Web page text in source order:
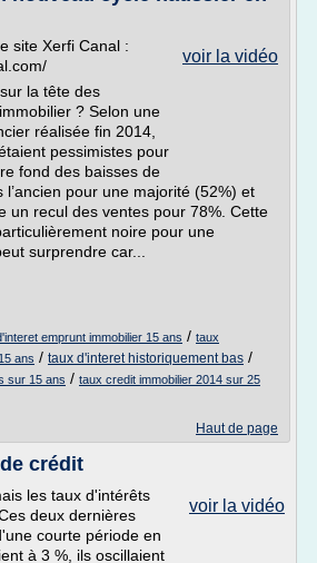
voir la vidéo
site Xerfi Canal :
la tête des
? Selon une
réalisée fin 2014,
pessimistes pour
fond des baisses de
l’ancien pour une majorité (52%) et
un recul des ventes pour 78%. Cette
noire pour une
surprendre car...
emprunt immobilier 15 ans / taux
ans / taux d'interet historiquement bas /
sur 15 ans / taux credit immobilier 2014 sur 25
Haut de page
crédit
voir la vidéo
les taux d'intérêts
deux dernières
courte période en
à 3 %, ils oscillaient